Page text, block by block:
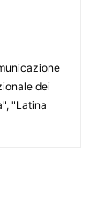
dei
"Latina